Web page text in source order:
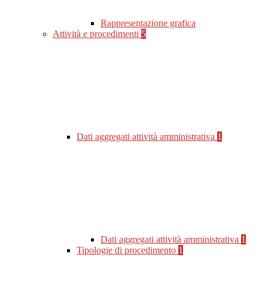
Rappresentazione grafica
Attività e procedimenti 5
Dati aggregati attività amministrativa 1
Dati aggregati attività amministrativa 1
Tipologie di procedimento 1